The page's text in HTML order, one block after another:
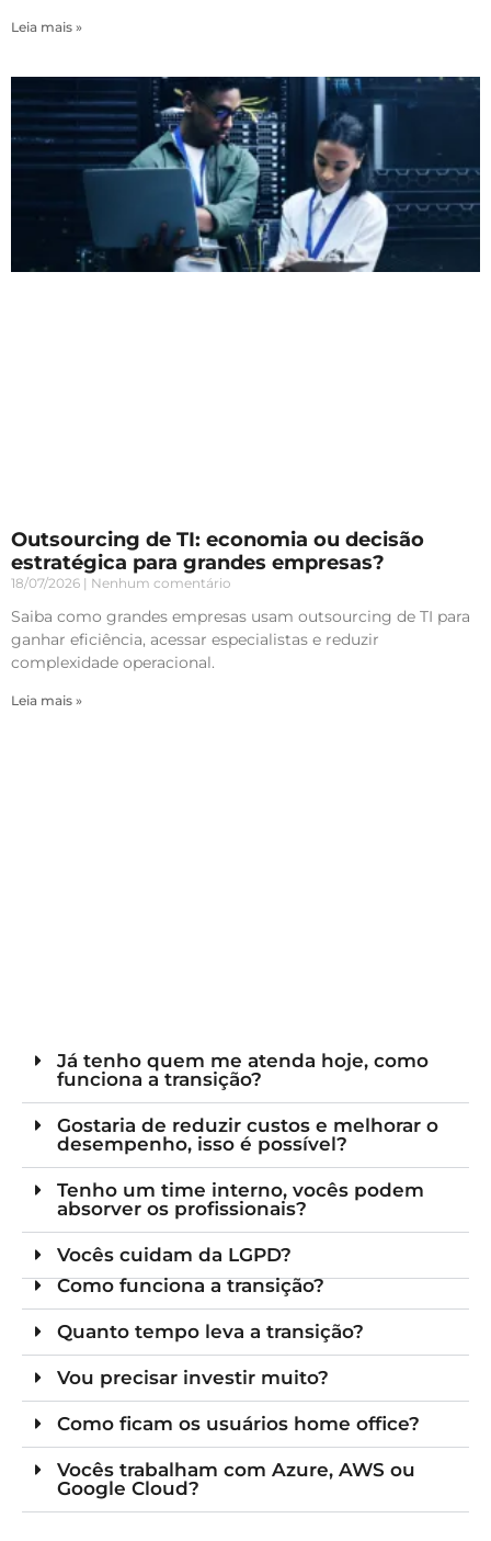
Leia mais »
Outsourcing de TI: economia ou decisão
estratégica para grandes empresas?
18/07/2026 Nenhum comentário
Saiba como grandes empresas usam outsourcing de TI para
ganhar eficiência, acessar especialistas e reduzir
complexidade operacional.
Leia mais »
Já tenho quem me atenda hoje, como
funciona a transição?
Gostaria de reduzir custos e melhorar o
desempenho, isso é possível?
Tenho um time interno, vocês podem
absorver os profissionais?
Vocês cuidam da LGPD?
Como funciona a transição?
Quanto tempo leva a transição?
Vou precisar investir muito?
Como ficam os usuários home office?
Vocês trabalham com Azure, AWS ou
Google Cloud?